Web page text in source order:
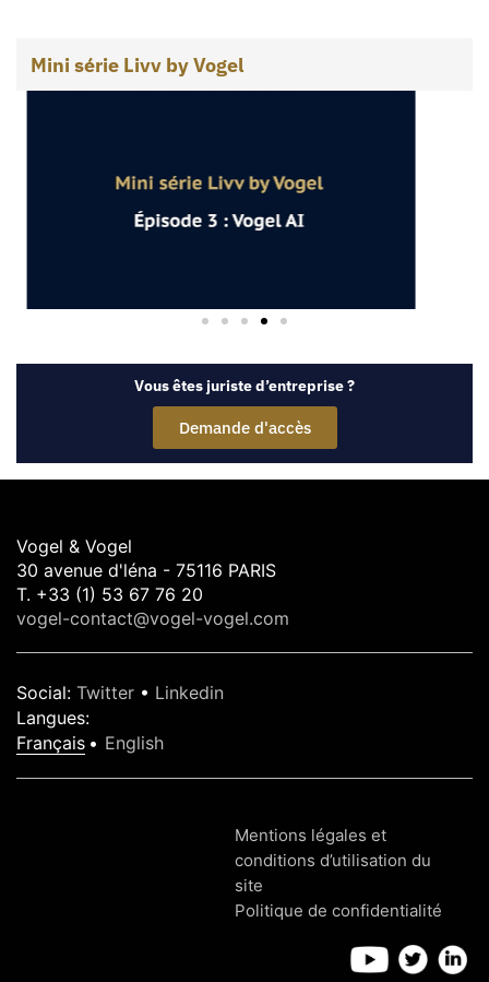
Mini série Livv by Vogel
Vous êtes juriste d’entreprise ?
Demande d'accès
Vogel & Vogel
30 avenue d'léna - 75116 PARIS
T. +33 (1) 53 67 76 20
vogel-contact@vogel-vogel.com
Social: Twitter • Linkedin
Langues:
Français
English
Mentions légales et
conditions d’utilisation du
site
Politique de confidentialité